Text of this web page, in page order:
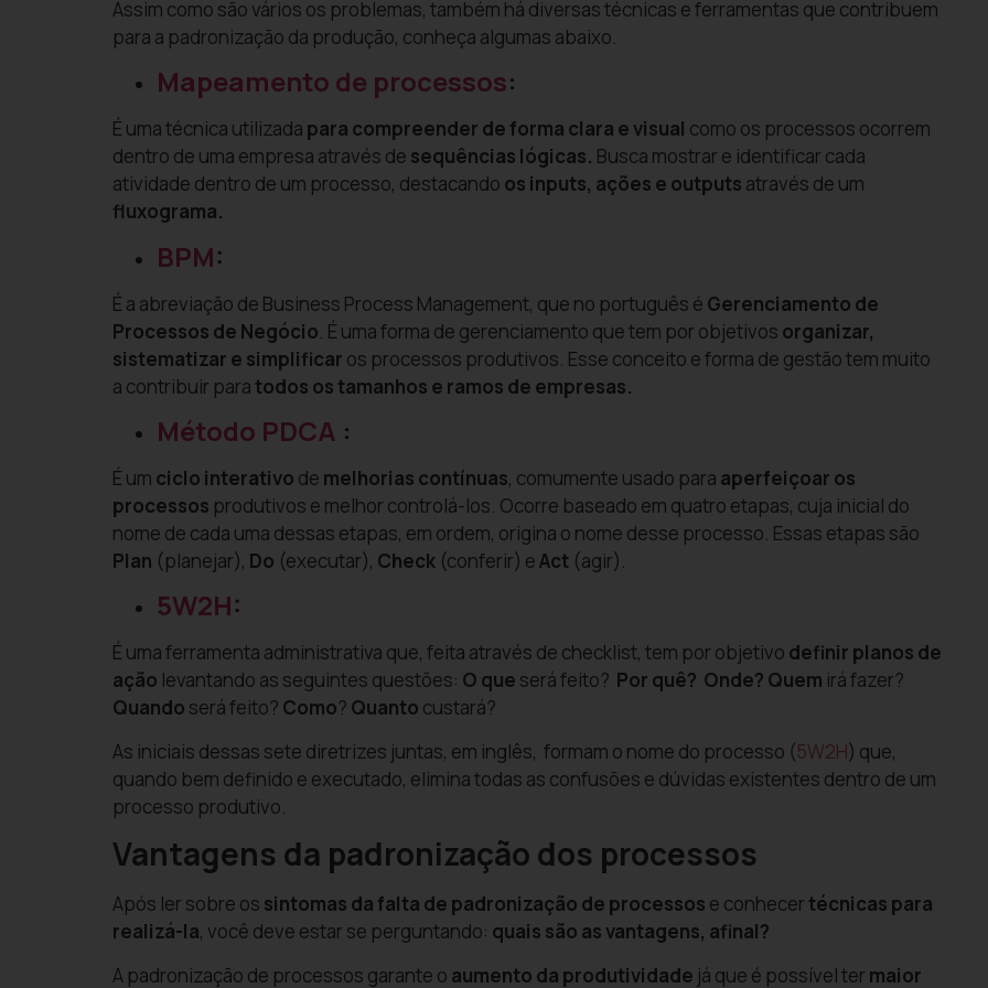
Assim como são vários os problemas, também há diversas técnicas e ferramentas que contribuem
para a padronização da produção, conheça algumas abaixo.
Mapeamento de processos:
É uma técnica utilizada para compreender de forma clara e visual como os processos ocorrem
dentro de uma empresa através de sequências lógicas. Busca mostrar e identificar cada
atividade dentro de um processo, destacando os inputs, ações e outputs através de um
fluxograma.
BPM:
É a abreviação de Business Process Management, que no português é Gerenciamento de
Processos de Negócio. É uma forma de gerenciamento que tem por objetivos organizar,
sistematizar e simplificar os processos produtivos. Esse conceito e forma de gestão tem muito
a contribuir para todos os tamanhos e ramos de empresas.
Método PDCA :
É um ciclo interativo de melhorias contínuas, comumente usado para aperfeiçoar os
processos produtivos e melhor controlá-los. Ocorre baseado em quatro etapas, cuja inicial do
nome de cada uma dessas etapas, em ordem, origina o nome desse processo. Essas etapas são
Plan (planejar), Do (executar), Check (conferir) eAct (agir).
5W2H:
É uma ferramenta administrativa que, feita através de checklist, tem por objetivo definir planos de
ação levantando as seguintes questões: O que será feito? Por quê? Onde? Quem irá fazer?
Quando será feito? Como? Quanto custará?
As iniciais dessas sete diretrizes juntas, em inglês, formam o nome do processo (5W2H) que,
quando bem definido e executado, elimina todas as confusões e dúvidas existentes dentro de um
processo produtivo.
Vantagens da padronização dos processos
Após ler sobre os sintomas da falta de padronização de processos e conhecer técnicas para
realizá-la, você deve estar se perguntando: quais são as vantagens, afinal?
A padronização de processos garante o aumento da produtividade já que é possível ter maior